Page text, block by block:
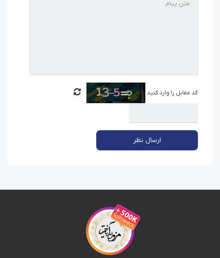
کد مقابل را وارد کنید
ارسال نظر